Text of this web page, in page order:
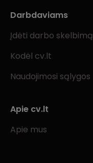
Darbdaviams
Įdėti darbo skelbimą
Kodėl cv.lt
Naudojimosi sąlygos
Apie cv.lt
Apie mus